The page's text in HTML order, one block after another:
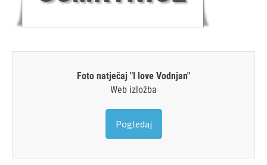
Foto natječaj "I love Vodnjan"
Web izložba
Pogledaj